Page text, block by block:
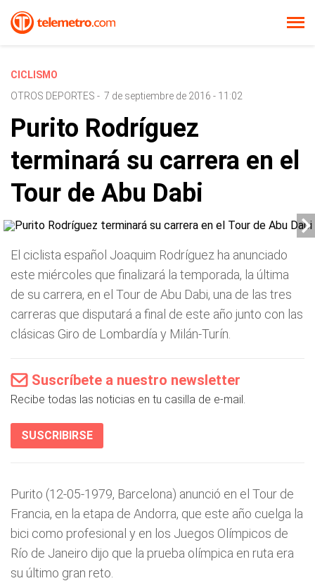
CICLISMO
OTROS DEPORTES - 7 de septiembre de 2016 - 11:02
Purito Rodríguez
terminará su carrera en el
Tour de Abu Dabi
El ciclista español Joaquim Rodríguez ha anunciado
este miércoles que finalizará la temporada, la última
de su carrera, en el Tour de Abu Dabi, una de las tres
carreras que disputará a final de este año junto con las
clásicas Giro de Lombardía y Milán-Turín.
Suscríbete a nuestro newsletter
Recibe todas las noticias en tu casilla de e-mail.
SUSCRIBIRSE
Purito (12-05-1979, Barcelona) anunció en el Tour de
Francia, en la etapa de Andorra, que este año cuelga la
bici como profesional y en los Juegos Olímpicos de
Río de Janeiro dijo que la prueba olímpica en ruta era
su último gran reto.